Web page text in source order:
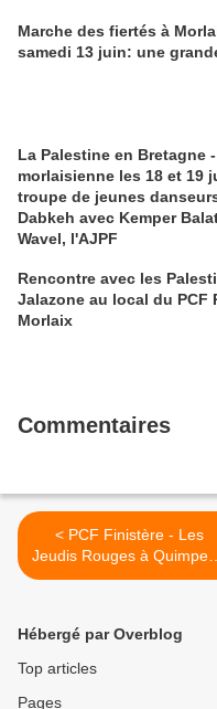
Marche des fiertés à
samedi 13 juin: une
La Palestine en Bretagne
morlaisienne les 18 et 19
troupe de jeunes
Dabkeh avec Kemper
Wavel, l'AJPF
Rencontre avec les
Jalazone au local du PCF
Morlaix
Commentaires
< PCF Finistère - Les
Jeudis Rouges à Quimperlé
: des conférences pour
France, 11 octobre 2019)
Hébergé par Overblog
Top articles
Pages